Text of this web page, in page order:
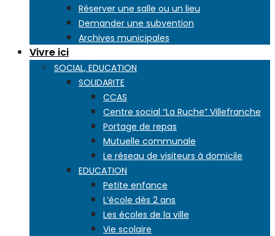
Réserver une salle ou un lieu
Demander une subvention
Archives municipales
Vivre ici
SOCIAL, EDUCATION
SOLIDARITE
CCAS
Centre social “La Ruche” Villefranche
Portage de repas
Mutuelle communale
Le réseau de visiteurs à domicile
EDUCATION
Petite enfance
L’école dès 2 ans
Les écoles de la ville
Vie scolaire